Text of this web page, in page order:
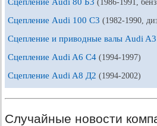
(1986-1991,
Сцепление Audi 100 С3 (1982-1990,
Сцепление и приводные валы Audi
Сцепление Audi A6 С4 (1994-1997)
Сцепление Audi A8 Д2 (1994-2002)
Случайные новости